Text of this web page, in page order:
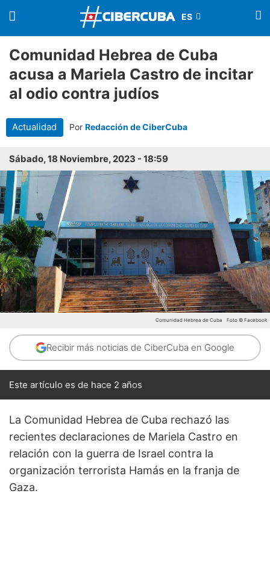
Comunidad Hebrea de Cuba
acusa a Mariela Castro de incitar
al odio contra judíos
Actualidad Por Redacción de CiberCuba
Sábado, 18 Noviembre, 2023 - 18:59
Comunidad Hebrea de Cuba Foto © Facebook
Recibir más noticias de CiberCuba en Google
Este artículo es de hace 2 años
La Comunidad Hebrea de Cuba rechazó las
recientes declaraciones de Mariela Castro en
relación con la guerra de Israel contra la
organización terrorista Hamás en la franja de
Gaza.